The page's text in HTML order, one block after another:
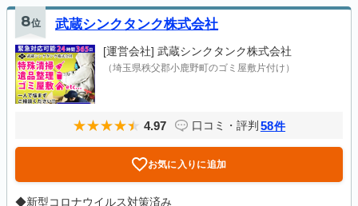
8位 武蔵シンクタンク株式会社
[運営会社] 武蔵シンクタンク株式会社
（埼玉県秩父郡小鹿野町のゴミ屋敷片付け）
4.97 口コミ・評判 58件
お気に入りに追加
◆新型コロナウイルス対策済み